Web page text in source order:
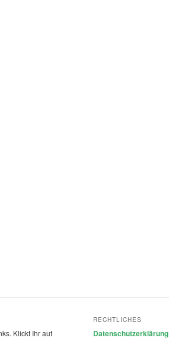
Klickt Ihr auf
RECHTLICHES
Datenschutzerklärung